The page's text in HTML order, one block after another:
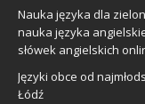
Nauka języka dla
nauka języka
słówek angielskich
Języki obce od
Łódź